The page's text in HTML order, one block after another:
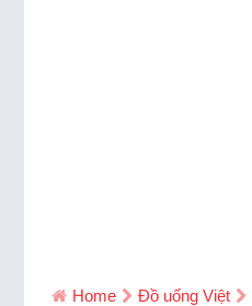
Home Đồ uống Việt